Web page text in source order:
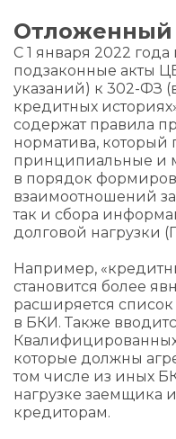
Отложенный
С 1 января 2022 года
подзаконные акты
указаний) к 302-ФЗ
кредитных
содержат правила
норматива, который
принципиальные и
в порядок
взаимоотношений
так и сбора
долговой нагрузки
Например,
становится более
расширяется
в БКИ. Также
которые должны
том числе из иных
нагрузке заемщика
кредиторам.